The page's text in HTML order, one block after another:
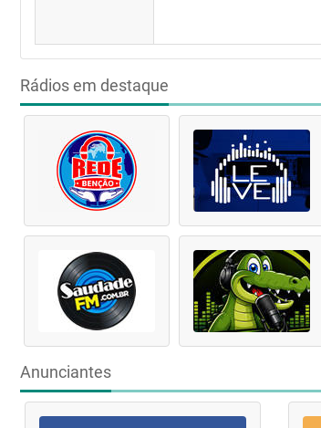
Rádios em destaque
Anunciantes